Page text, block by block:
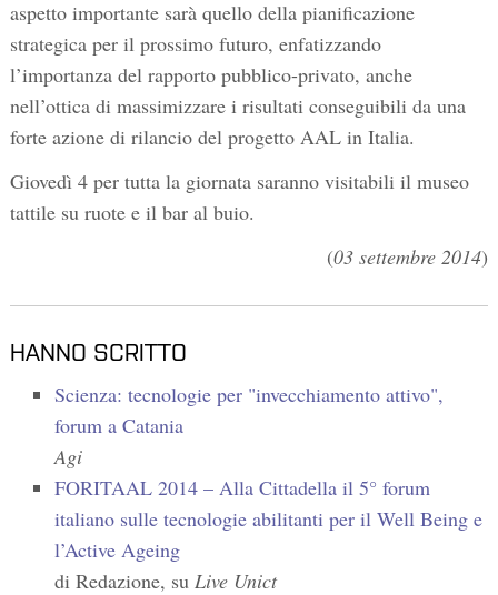
aspetto importante sarà quello della pianificazione
strategica per il prossimo futuro, enfatizzando
l’importanza del rapporto pubblico-privato, anche
nell’ottica di massimizzare i risultati conseguibili da una
forte azione di rilancio del progetto AAL in Italia.
Giovedì 4 per tutta la giornata saranno visitabili il museo
tattile su ruote e il bar al buio.
(03 settembre 2014)
HANNO SCRITTO
Scienza: tecnologie per "invecchiamento attivo",
forum a Catania
Agi
FORITAAL 2014 – Alla Cittadella il 5° forum
italiano sulle tecnologie abilitanti per il Well Being e
l’Active Ageing
di Redazione, su Live Unict